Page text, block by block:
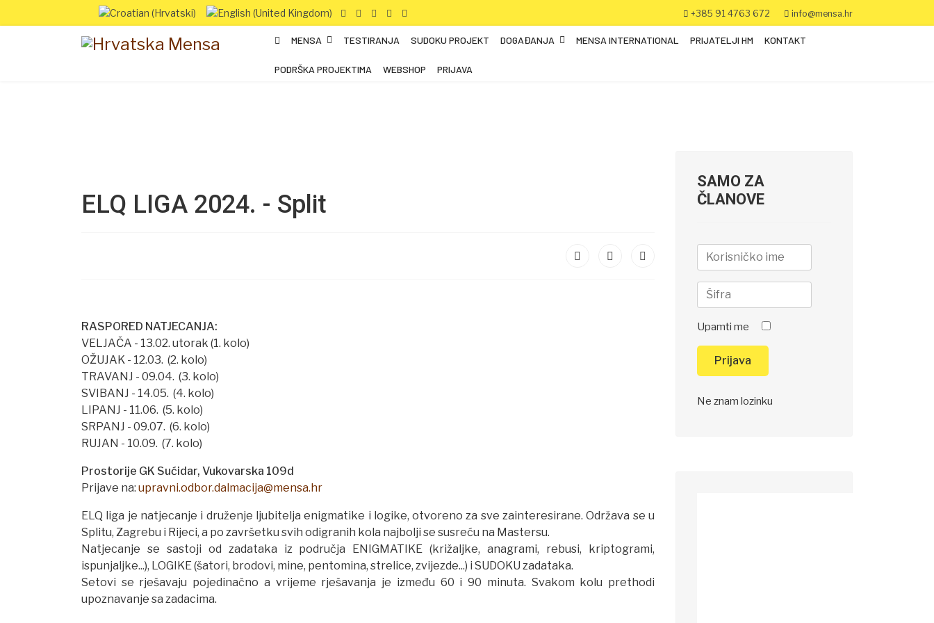
+385 91 4763 672 info@mensa.hr
MENSA TESTIRANJA SUDOKU PROJEKT DOGAĐANJA MENSA INTERNATIONAL PRIJATELJI HM KONTAKT
PODRŠKA PROJEKTIMA WEBSHOP PRIJAVA
ELQ LIGA 2024. - Split
RASPORED NATJECANJA:
VELJAČA - 13.02. utorak (1. kolo)
OŽUJAK - 12.03. (2. kolo)
TRAVANJ - 09.04. (3. kolo)
SVIBANJ - 14.05. (4. kolo)
LIPANJ - 11.06. (5. kolo)
SRPANJ - 09.07. (6. kolo)
RUJAN - 10.09. (7. kolo)
Prostorije GK Sućidar, Vukovarska 109d
Prijave na: upravni.odbor.dalmacija@mensa.hr
ELQ liga je natjecanje i druženje ljubitelja enigmatike i logike, otvoreno za sve zainteresirane. Održava se u
Splitu, Zagrebu i Rijeci, a po završetku svih odigranih kola najbolji se susreću na Mastersu.
Natjecanje se sastoji od zadataka iz područja ENIGMATIKE (križaljke, anagrami, rebusi, kriptogrami,
ispunjaljke...), LOGIKE (šatori, brodovi, mine, pentomina, strelice, zvijezde...) i SUDOKU zadataka.
Setovi se rješavaju pojedinačno a vrijeme rješavanja je između 60 i 90 minuta. Svakom kolu prethodi
upoznavanje sa zadacima.
SAMO ZA
ČLANOVE
Upamti me
Prijava
Ne znam lozinku